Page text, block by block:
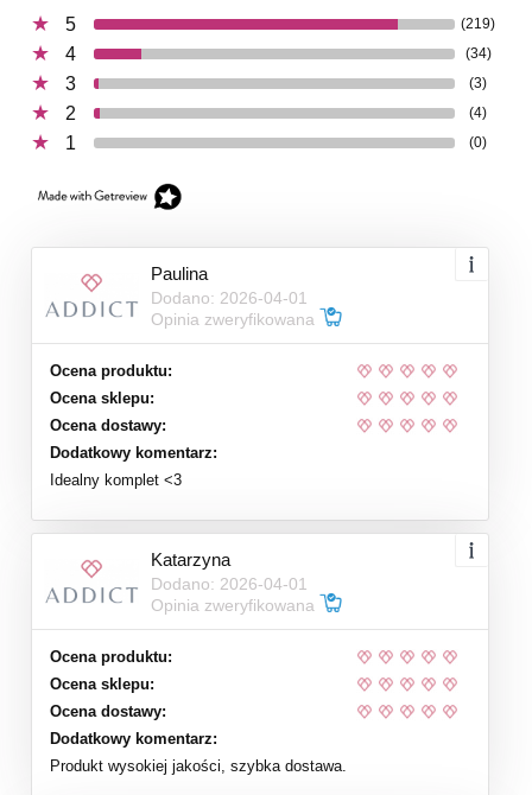
5
(219)
4 (34)
3 (3)
2 (4)
1 (0)
Paulina
Dodano: 2026-04-01
Opinia zweryfikowana
Ocena produktu:
Ocena sklepu:
Ocena dostawy:
Dodatkowy komentarz:
Idealny komplet <3
Katarzyna
Dodano: 2026-04-01
Opinia zweryfikowana
Ocena produktu:
Ocena sklepu:
Ocena dostawy:
Dodatkowy komentarz:
Produkt wysokiej jakości, szybka dostawa.